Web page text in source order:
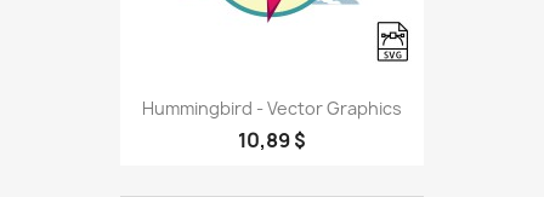
Hummingbird - Vector Graphics
10,89 $